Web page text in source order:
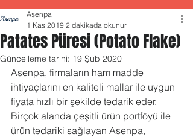
Patates Püresi (Potato Flake)
Asenpa
1 Kas 2019 2 dakikada okunur
Güncelleme tarihi: 19 Şub 2020
Asenpa, firmaların ham madde
ihtiyaçlarını en kaliteli mallar ile uygun
fiyata hızlı bir şekilde tedarik eder.
Birçok alanda çeşitli ürün portföyü ile
ürün tedariki sağlayan Asenpa,